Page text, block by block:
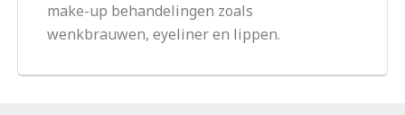
make-up behandelingen zoals
wenkbrauwen, eyeliner en lippen.